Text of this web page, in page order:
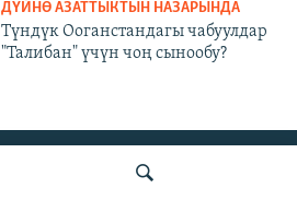
ДҮЙНӨ АЗАТТЫКТЫН НАЗАРЫНДА
Түндүк Ооганстандагы чабуулдар
"Талибан" үчүн чоң сынообу?